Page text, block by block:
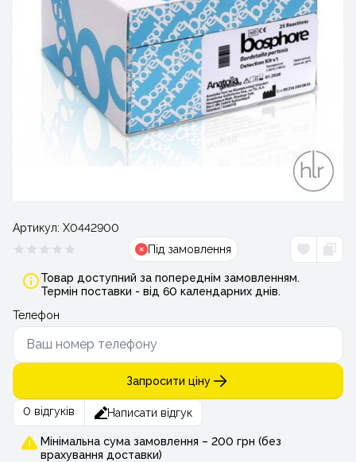
Артикул: Х0442900
Під замовлення
Товар доступний за попереднім замовленням.
Термін поставки - від 60 календарних днів.
Телефон
Запросити ціну
0 відгуків Написати відгук
Мінімальна сума замовлення – 200 грн (без
врахування доставки)